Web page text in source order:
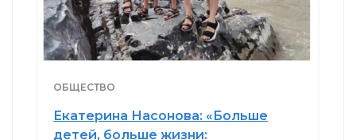
ОБЩЕСТВО
Екатерина Насонова: «Больше
детей, больше жизни: